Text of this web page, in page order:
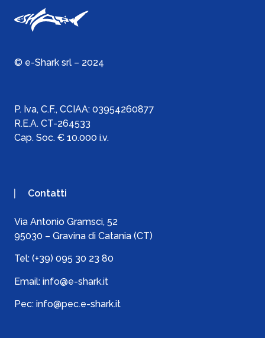
© e-Shark srl – 2024
P. Iva, C.F., CCIAA: 03954260877
R.E.A. CT-264533
Cap. Soc. € 10.000 i.v.
Contatti
Via Antonio Gramsci, 52
95030 – Gravina di Catania (CT)
Tel: (+39) 095 30 23 80
Email: info@e-shark.it
Pec: info@pec.e-shark.it